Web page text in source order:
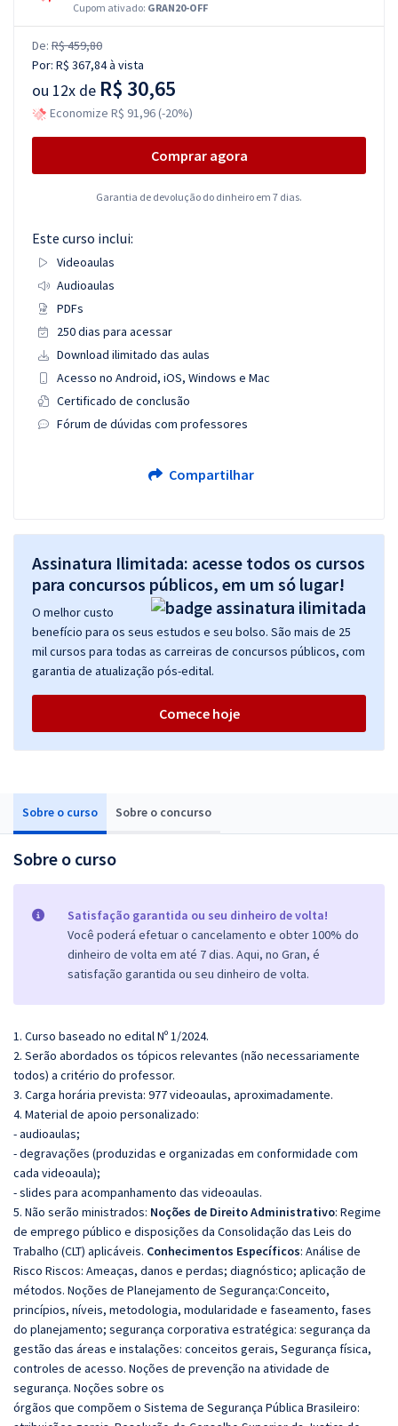
Sobre o curso Sobre o concurso
Sobre o curso
Satisfação garantida ou seu dinheiro de volta!
Você poderá efetuar o cancelamento e obter 100% do
dinheiro de volta em até 7 dias. Aqui, no Gran, é
satisfação garantida ou seu dinheiro de volta.
1. Curso baseado no edital Nº 1/2024.
2. Serão abordados os tópicos relevantes (não necessariamente
todos) a critério do professor.
3. Carga horária prevista: 977 videoaulas, aproximadamente.
4. Material de apoio personalizado:
- audioaulas;
- degravações (produzidas e organizadas em conformidade com
cada videoaula);
- slides para acompanhamento das videoaulas.
5. Não serão ministrados: Noções de Direito Administrativo: Regime
de emprego público e disposições da Consolidação das Leis do
Trabalho (CLT) aplicáveis. Conhecimentos Específicos: Análise de
Risco Riscos: Ameaças, danos e perdas; diagnóstico; aplicação de
métodos. Noções de Planejamento de Segurança:Conceito,
princípios, níveis, metodologia, modularidade e faseamento, fases
do planejamento; segurança corporativa estratégica: segurança da
gestão das áreas e instalações: conceitos gerais, Segurança física,
controles de acesso. Noções de prevenção na atividade de
segurança. Noções sobre os
órgãos que compõem o Sistema de Segurança Pública Brasileiro:
Cupom ativado: GRAN20-OFF
De: R$ 459,80
Por: R$ 367,84à vista
ou 12x de R$ 30,65
Economize R$ 91,96 (-20%)
Comprar agora
Garantia de devolução do dinheiro em 7 dias.
Este curso inclui:
Videoaulas
Audioaulas
PDFs
250 dias para acessar
Download ilimitado das aulas
Acesso no Android, iOS, Windows e Mac
Certificado de conclusão
Fórum de dúvidas com professores
Compartilhar
Assinatura Ilimitada: acesse todos os cursos
para concursos públicos, em um só lugar!
O melhor custo
benefício para os seus estudos e seu bolso. São mais de 25
mil cursos para todas as carreiras de concursos públicos, com
garantia de atualização pós-edital.
Comece hoje